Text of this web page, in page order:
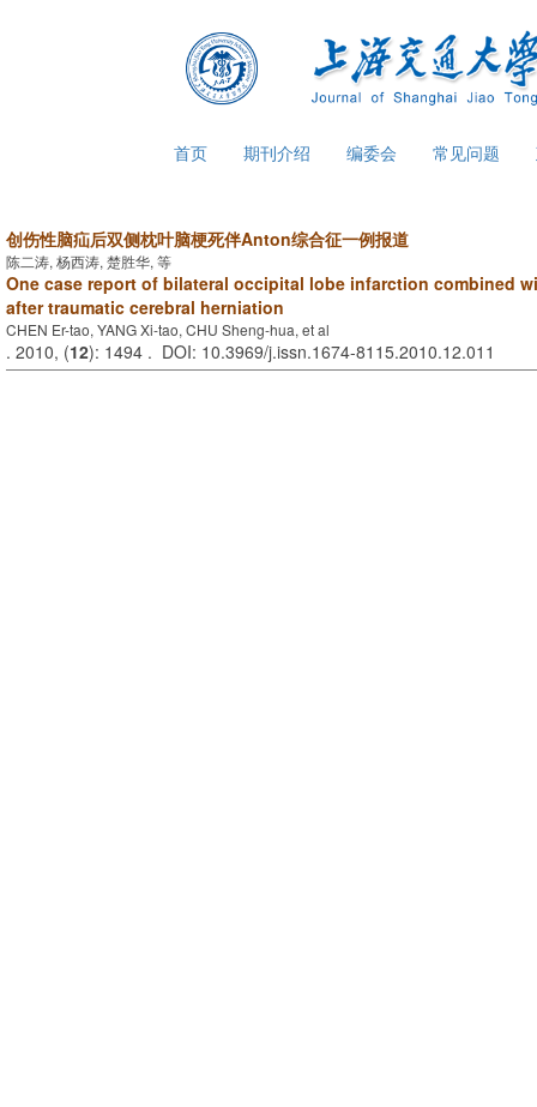
首页 期刊介绍 编委会 常见问题
创伤性脑疝后双侧枕叶脑梗死伴Anton综合征一例报道
陈二涛, 杨西涛, 楚胜华, 等
One case report of bilateral occipital lobe infarction combined
after traumatic cerebral herniation
CHEN Er-tao, YANG Xi-tao, CHU Sheng-hua, et al
. 2010, (12): 1494 . DOI: 10.3969/j.issn.1674-8115.2010.12.011